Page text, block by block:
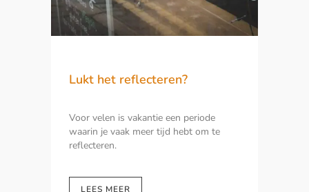
Lukt het reflecteren?
Voor velen is vakantie een periode
waarin je vaak meer tijd hebt om te
reflecteren.
LEES MEER